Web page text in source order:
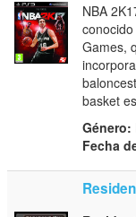
NBA
Games,
basket
Género:
Fecha